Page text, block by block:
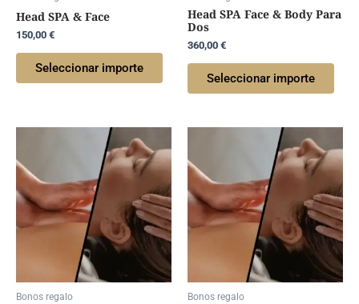
Head SPA & Face
150,00 €
Seleccionar importe
Head SPA Face & Body Para
Dos
360,00 €
Seleccionar importe
Bonos regalo Bonos regalo